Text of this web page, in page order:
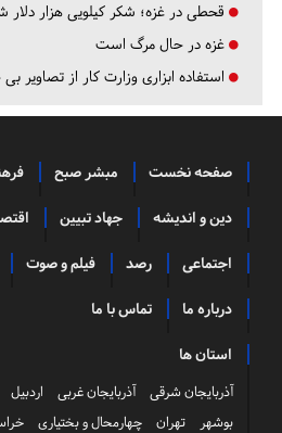
قحطی در غزه؛ شکر کیلویی هزار دلار
غزه در حال مرگ است
استفاده ابزاری وزارت کار از تصاویر
صفحه نخست مبشر صبح
دین و اندیشه جهاد تبیین
اجتماعی رصد فیلم و صوت
درباره ما تماس با ما
استان ها
آذربایجان شرقی آذربایجان غربی اردبیل
بوشهر
تهران چهارمحال و بختیاری